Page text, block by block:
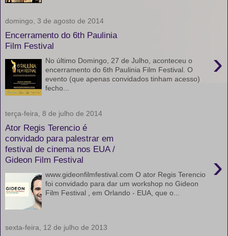
domingo, 3 de agosto de 2014
Encerramento do 6th Paulinia
Film Festival
›
No último Domingo, 27 de Julho, aconteceu o
encerramento do 6th Paulinia Film Festival. O
evento (que apenas convidados tinham acesso)
fecho...
terça-feira, 8 de julho de 2014
Ator Regis Terencio é
convidado para palestrar em
festival de cinema nos EUA /
Gideon Film Festival
›
www.gideonfilmfestival.com O ator Regis Terencio
foi convidado para dar um workshop no Gideon
Film Festival , em Orlando - EUA, que o...
sexta-feira, 12 de julho de 2013